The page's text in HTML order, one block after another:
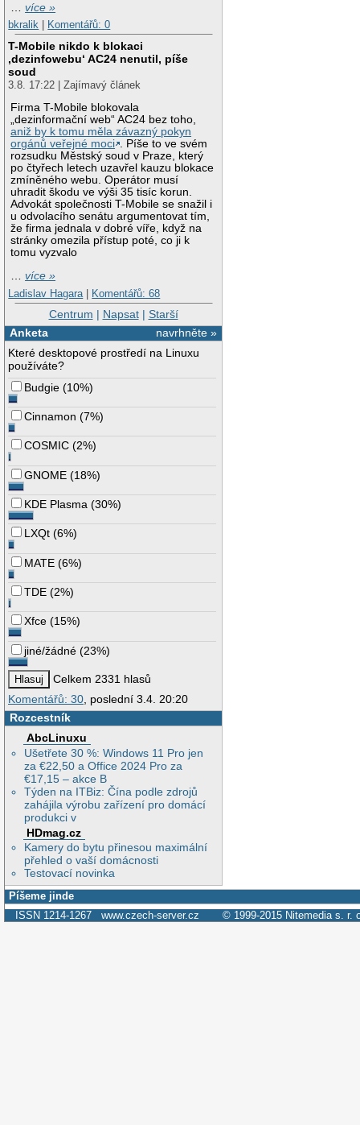
…více »
bkralik
Komentářů: 0
T-Mobile nikdo k blokaci
‚dezinfowebu‘ AC24 nenutil, píše
soud
3.8. 17:22 | Zajímavý článek
Firma T-Mobile blokovala
„dezinformační web“ AC24 bez toho,
aniž by k tomu měla závazný pokyn
orgánů veřejné moci . Píše to ve svém
rozsudku Městský soud v Praze, který
po čtyřech letech uzavřel kauzu blokace
zmíněného webu. Operátor musí
uhradit škodu ve výši 35 tisíc korun.
Advokát společnosti T-Mobile se snažil i
u odvolacího senátu argumentovat tím,
že firma jednala v dobré víře, když na
stránky omezila přístup poté, co ji k
tomu vyzvalo
…více »
Ladislav Hagara | Komentářů: 68
Centrum | Napsat| Starší
navrhněte »
Anketa
Které desktopové prostředí na Linuxu
používáte?
Budgie (10%)
Cinnamon (7%)
COSMIC (2%)
GNOME (18%)
KDE Plasma (30%)
LXQt (6%)
MATE (6%)
TDE (2%)
Xfce (15%)
jiné/žádné (23%)
Celkem 2331 hlasů
Komentářů: 30, poslední 3.4. 20:20
Rozcestník
AbcLinuxu
Ušetřete 30 %: Windows 11 Pro jen
za €22,50 a Office 2024 Pro za
€17,15 – akce B
Týden na ITBiz: Čína podle zdrojů
zahájila výrobu zařízení pro domácí
produkci v
HDmag.cz
Kamery do bytu přinesou maximální
přehled o vaší domácnosti
Testovací novinka
Píšeme jinde
ISSN 1214-1267 www.czech-server.cz © 1999-2015 Nitemedia s. r.